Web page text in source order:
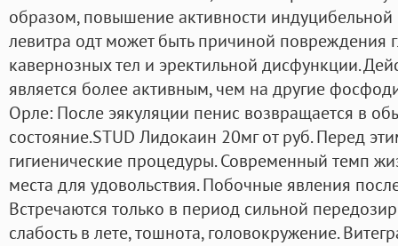
образом, повышение активности
левитра одт может быть причиной повреждения
кавернозных тел и эректильной дисфункции.
является более активным, чем на другие
Орле: После эякуляции пенис возвращается в
состояние.STUD Лидокаин 20мг от руб. Перед
гигиенические процедуры. Современный темп
места для удовольствия. Побочные явления
Встречаются только в период сильной
слабость в лете, тошнота, головокружение.